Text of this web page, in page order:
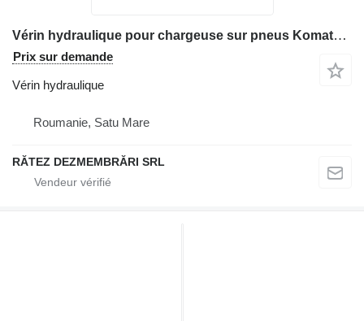
Vérin hydraulique pour chargeuse sur pneus Komatsu WA 470-5H
Prix sur demande
Vérin hydraulique
Roumanie, Satu Mare
RĂTEZ DEZMEMBRĂRI SRL